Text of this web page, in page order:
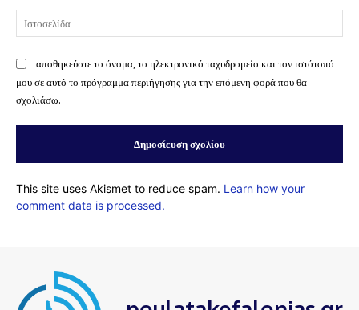
αποθηκεύστε το όνομα, το ηλεκτρονικό ταχυδρομείο και τον ιστότοπό
μου σε αυτό το πρόγραμμα περιήγησης για την επόμενη φορά που θα
σχολιάσω.
This site uses Akismet to reduce spam. Learn how your
comment data is processed.